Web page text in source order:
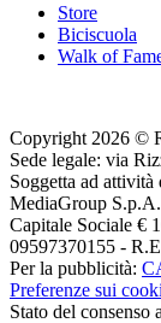
Store
Biciscuola
Walk of
Copyright 2026 ©
Sede legale: via
Soggetta ad
MediaGroup S.p.A.
Capitale Sociale €
09597370155 -
Per la pubblicità:
Preferenze sui
Stato del consenso